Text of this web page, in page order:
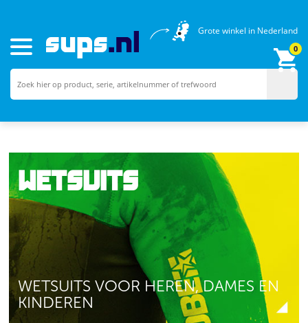
Grote winkel in Nederland
0
WETSUITS
WETSUITS VOOR HEREN, DAMES EN
KINDEREN